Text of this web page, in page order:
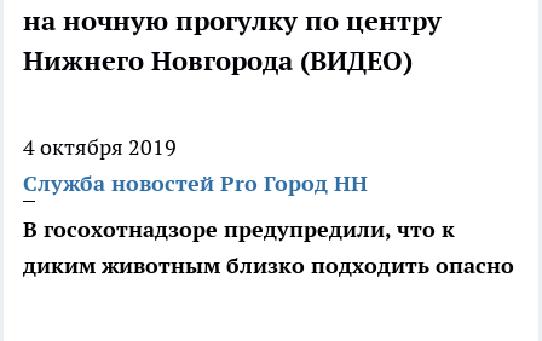
на ночную прогулку по центру
Нижнего Новгорода (ВИДЕО)
4 октября 2019
Служба новостей Pro Город НН
В госохотнадзоре предупредили, что к
диким животным близко подходить опасно